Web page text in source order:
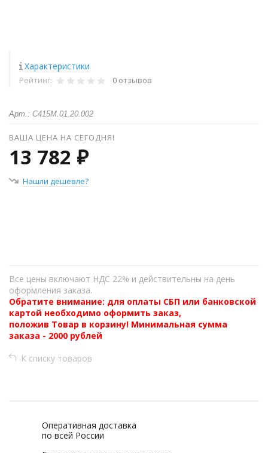
Характеристики
Рейтинг: 0 отзывов
Арт.: С415М.01.20.002
ВАША ЦЕНА НА СЕГОДНЯ!
13 782 ₽
Нашли дешевле?
Все цены включают НДС 22% и действительны на день
оформления заказа.
Обратите внимание: для оплаты СБП или банковской
картой необходимо оформить заказ,
положив Товар в корзину! Минимальная сумма
заказа - 2000 рублей
К списку товаров
Оперативная доставка
по всей России